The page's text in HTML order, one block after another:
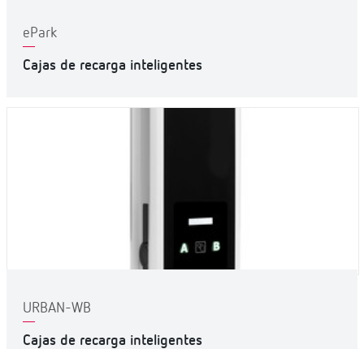
ePark
Cajas de recarga inteligentes
URBAN-WB
Cajas de recarga inteligentes